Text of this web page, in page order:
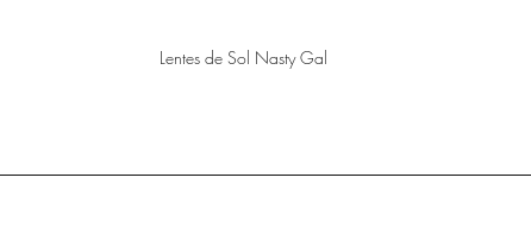
Lentes de Sol Nasty Gal